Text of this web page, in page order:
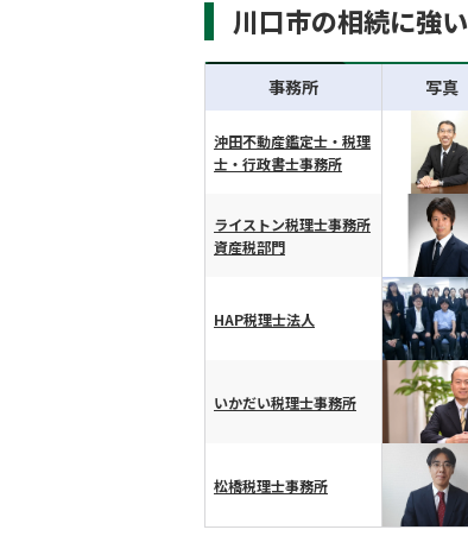
贈与税
生前
川口市の相続に強
横スクロール可能
事務所 写真
沖田不動産鑑定士・税理
士・行政書士事務所
ライストン税理士事務所
資産税部門
HAP税理士法人
いかだい税理士事務所
松橋税理士事務所